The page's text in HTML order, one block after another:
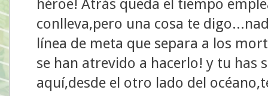
héroe! Atrás queda el tiempo
conlleva,pero una cosa te
línea de meta que separa a los
se han atrevido a hacerlo! y tu has
aquí,desde el otro lado del